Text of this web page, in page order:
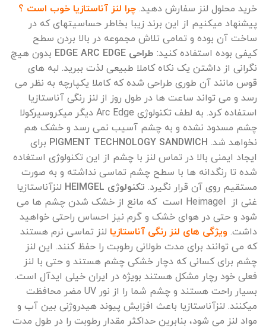
خرید محلول لنز سفارش دهید. چرا لنز آناستازیا خوب است ؟
پیشنهاد میکنیم از این برند زیبا بخاطر حساسیتهای که در
ساخت آن بوده و تمامی تلاش مجموعه در بالا بردن سطح
کیفی بوده استفاده کنید: طراحی EDGE ARC EDGE
بدون هیچ
نگرانی از داشتن یک نکاه کاملا طبیعی لذت ببرید. لبه های
قوس مانند آن طوری طراحی شده که کاملا یکپارچه به نظر می
رسد و می تواند ساعت ها در طول روز از لنز رنگی آناستازیا
استفاده کرد. به لطف تکنولوژی Arc Edge دیگر میکروسیرکولا
چشم مسدود نشده و به چشم آسیب نمی رسد و خشک هم
نخواهد شد. PIGMENT TECHNOLOGY SANDWICH برای
ایجاد ایمنی بالا در تماس لنز با چشم از این تکنولوژی استغاده
شده تا رنگدانه ها با سطح چشم تماسی نداشته و به صورت
مستقیم روی آن قرار نگیرد. تکنولوژی HEIMGEL
لنزآناستازیا
غنی از Heimagel است که مانع از خشک شدن چشم ها می
شود و حتی در هوای خشک و گرم نیز احساس راحتی خواهید
داشت. ویژگی های لنز رنگی آناستازیا لنز تماسی نرم هستند
که می توانند برای مدت طولانی رطوبت را حفظ کنند. این لنز
چشم برای کسانی که دچار خشکی چشم هستند و حتی با لنز
فعلی خود رچار مشکل هستند بویژه در ایران خیلی ایدآل است.
بسیار راحت هستند و چشم شما را از نور UV مضر محافظت
میکنند. لنزآناستازیا باعث افزایش پیوند هیدروژنی بین آب و
مواد لنز می شود، بنابرین حداکثر مقدار رطوبت را در طول مدت